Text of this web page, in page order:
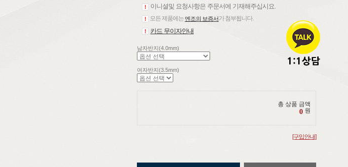
이니셜및 요청사항은 주문서에 기재해주십시요.
모든 제품에는엔조의 보증서가 첨부됩니다.
카드 무이자안내
남자반지(4.0mm)
여자반지(3.5mm)
총 상품 금액
0 원
[구입안내]